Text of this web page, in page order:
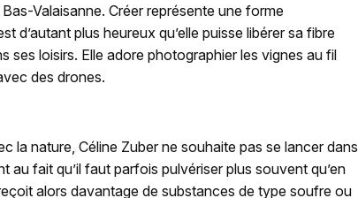
Valaisanne. Créer représente une forme
d’autant plus heureux qu’elle puisse libérer sa fibre
ses loisirs. Elle adore photographier les vignes au fil
des drones.
la nature, Céline Zuber ne souhaite pas se lancer dans
au fait qu’il faut parfois pulvériser plus souvent qu’en
alors davantage de substances de type soufre ou